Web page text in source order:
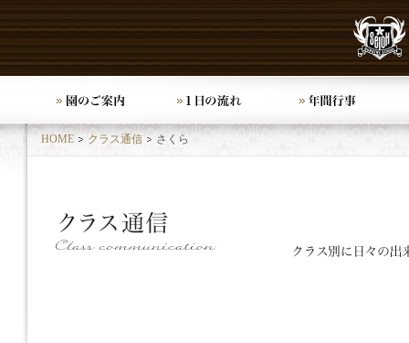
HOME クラス通信 さくら